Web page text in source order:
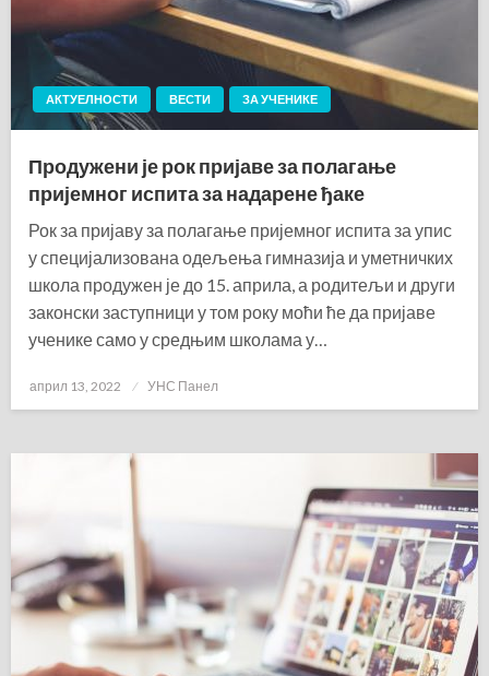
АКТУЕЛНОСТИ ВЕСТИ ЗА УЧЕНИКЕ
Продужени је рок пријаве за полагање
пријемног испита за надарене ђаке
Рок за пријаву за полагање пријемног испита за упис
у специјализована одељења гимназија и уметничких
школа продужен је до 15. априла, а родитељи и други
законски заступници у том року моћи ће да пријаве
ученике само у средњим школама у…
Posted
април 13, 2022 УНС Панел